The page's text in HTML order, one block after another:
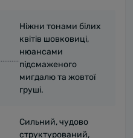
Ніжни тонами білих
квітів шовковиці,
нюансами
підсмаженого
мигдалю та жовтої
груші.
Сильний, чудово
структурований,